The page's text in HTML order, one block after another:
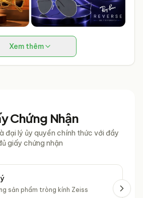
Xem thêm
Chứng Nhận
đại lý ủy quyền chính thức với đầy
giấy chứng nhận
sản phẩm tròng kính Zeiss